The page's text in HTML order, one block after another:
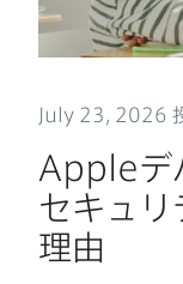
July 23 , 2026
Appleデ
セキュリ
理由